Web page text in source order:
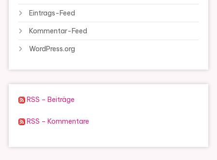
Eintrags-Feed
Kommentar-Feed
WordPress.org
RSS – Beiträge
RSS – Kommentare